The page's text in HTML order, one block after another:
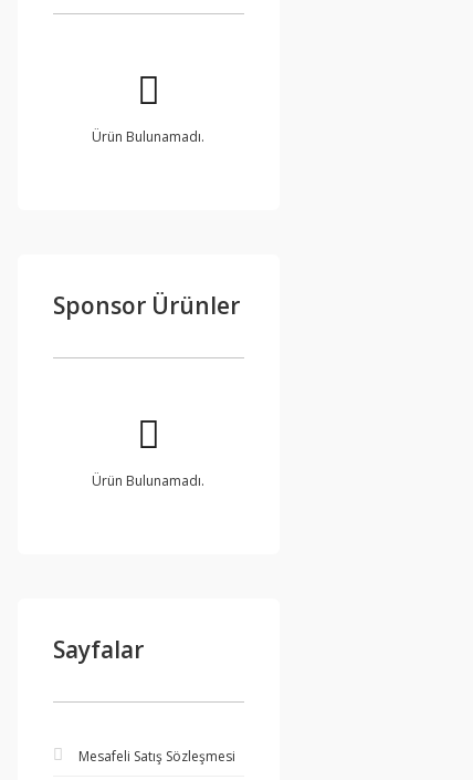
Ürün Bulunamadı.
Sponsor Ürünler
Ürün Bulunamadı.
Sayfalar
Mesafeli Satış Sözleşmesi